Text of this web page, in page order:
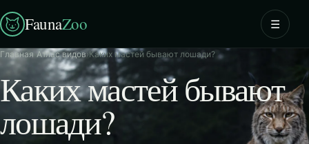
FaunaZoo ☰
Главная Атлас видов›Каких мастей бывают лошади?
Каких мастей бывают
лошади?